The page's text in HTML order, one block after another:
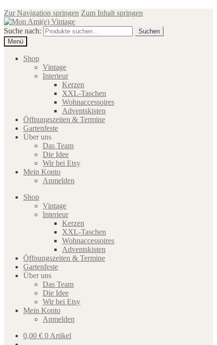
Zur Navigation springen Zum Inhalt springen
Suche nach:
Suchen
Menü
Shop
Vintage
Interieur
Kerzen
XXL-Taschen
Wohnaccessoires
Adventskisten
Öffnungszeiten & Termine
Gartenfeste
Über uns
Das Team
Die Idee
Wir bei Etsy
Mein Konto
Anmelden
Shop
Vintage
Interieur
Kerzen
XXL-Taschen
Wohnaccessoires
Adventskisten
Öffnungszeiten & Termine
Gartenfeste
Über uns
Das Team
Die Idee
Wir bei Etsy
Mein Konto
Anmelden
0,00 € 0 Artikel